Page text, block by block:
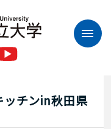
ッチンin秋田県